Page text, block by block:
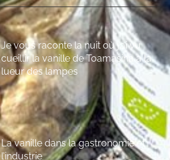
Je vous raconte la nuit où j’ai vu
cueillir la vanille de Toamasina à la
lueur des lampes
La vanille dans la gastronomie et
l’industrie